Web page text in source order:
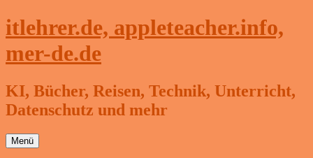
Zum
Inhalt
itlehrer.de, appleteacher.info,
mer-de.de
KI, Bücher, Reisen, Technik, Unterricht,
Datenschutz und mehr
Menü